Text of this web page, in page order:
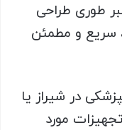
طوری طراحی
سریع و مطمئن
در شیراز یا
مورد